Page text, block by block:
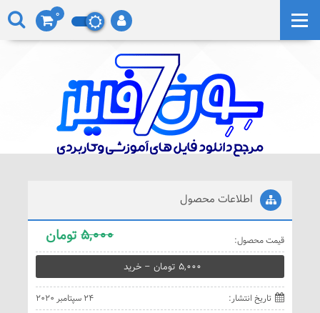
اطلاعات محصول
قيمت محصول: 5,000تومان
5,000 تومان – خريد
تاريخ انتشار:
24 سپتامبر 2020
0